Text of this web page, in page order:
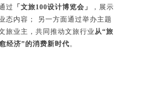
过
「文旅100设计博览会」
，展示
态内容； 另一方面通过举办主题
旅业主，共同推动文旅行业 从“旅
经济”的消费新时代。